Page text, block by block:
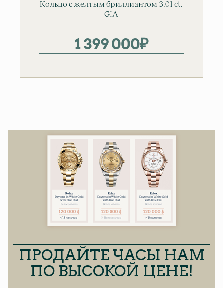
Кольцо c желтым бpиллиантом 3.01 ct.
GIA
1 399 000₽
ПРОДАЙТЕ ЧАСЫ НАМ
ПО ВЫСОКОЙ ЦЕНЕ!